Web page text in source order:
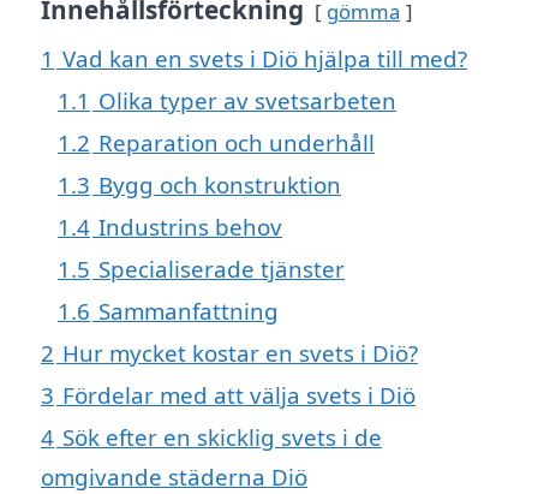
Innehållsförteckning gömma
1 Vad kan en svets i Diö hjälpa till med?
1.1 Olika typer av svetsarbeten
1.2 Reparation och underhåll
1.3 Bygg och konstruktion
1.4 Industrins behov
1.5 Specialiserade tjänster
1.6 Sammanfattning
2 Hur mycket kostar en svets i Diö?
3 Fördelar med att välja svets i Diö
4 Sök efter en skicklig svets i de
omgivande städerna Diö